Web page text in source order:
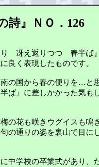
詩』ＮＯ．126
冴え返りつつ 春半ば』
良く表現したものです。
の国から春の便りを…と
ば』に差しかかった気も
の花も咲きウグイスも
の通りの姿を裏山で目に
中学校の卒業式があり、